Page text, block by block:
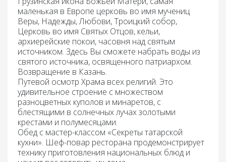
маленькая в Европе церковь во имя мучениц
Веры, Надежды, Любови, Троицкий собор,
Церковь во имя Святых Отцов, кельи,
архиерейские покои, часовня над святым
источником. Здесь Вы сможете набрать воды из
святого источника, освященного патриархом.
Возвращение в Казань.
Путевой осмотр Храма всех религий. Это
удивительное строение с множеством
разноцветных куполов и минаретов, с
блестящими в солнечных лучах золотыми
крестами и полумесяцами.
Обед с мастер-классом «Секреты татарской
кухни». Шеф-повар ресторана продемонстрирует
технику приготовления национальных блюд и